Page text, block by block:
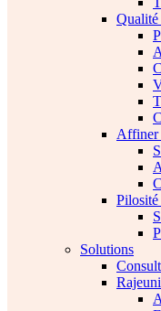
Qualité
Affiner
Solutions